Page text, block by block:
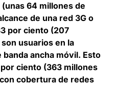
64 millones de
de una red 3G o
por ciento (207
usuarios en la
ancha móvil. Esto
ciento (363 millones
cobertura de redes